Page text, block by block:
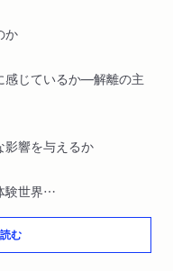
か
感じているか―解離の主
響を与えるか
世界
む